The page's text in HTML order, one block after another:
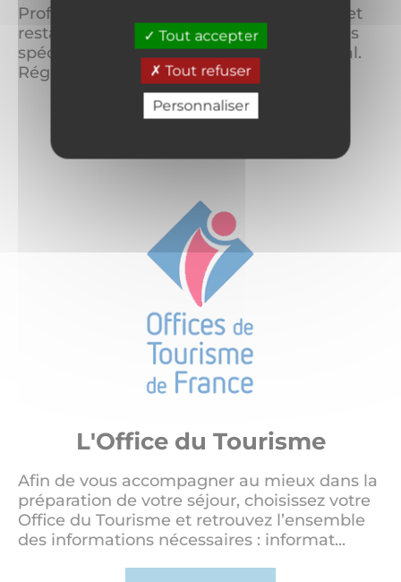
Tout accepter
Tout refuser
Personnaliser
Profitez de l’accueil chaleureux des bars et
restaurants de Val Cenis pour déguster les
spécialités locales dans un cadre convivial.
Régalez-vous !
L'Office du Tourisme
Afin de vous accompagner au mieux dans la
préparation de votre séjour, choisissez votre
Office du Tourisme et retrouvez l’ensemble
des informations nécessaires : informat...